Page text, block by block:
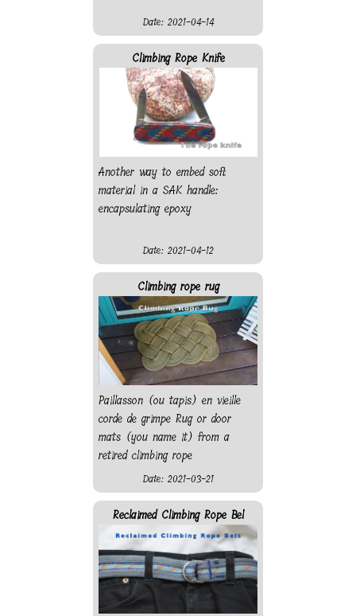
Date: 2021-04-14
Climbing Rope Knife
Another way to embed soft
material in a SAK handle:
encapsulating epoxy
Date: 2021-04-12
Climbing rope rug
Paillasson (ou tapis) en vieille
corde de grimpe Rug or door
mats (you name it) from a
retired climbing rope
Date: 2021-03-21
Reclaimed Climbing Rope Bel